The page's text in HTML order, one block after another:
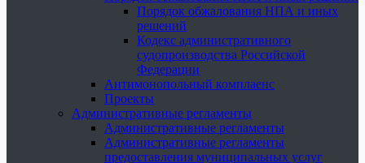
Порядок обжалования НПА и иных
решений
Кодекс административного
судопроизводства Российской
Федерации
Антимонопольный комплаенс
Проекты
Административные регламенты
Административные регламенты
Административные регламенты
предоставления муниципальных услуг